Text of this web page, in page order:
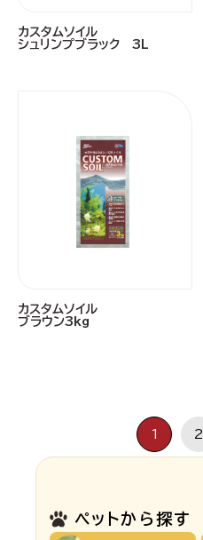
カスタムソイル
シュリンプブラック 3L
カスタムソイル
ブラウン3kg
1 2
ペットから探す